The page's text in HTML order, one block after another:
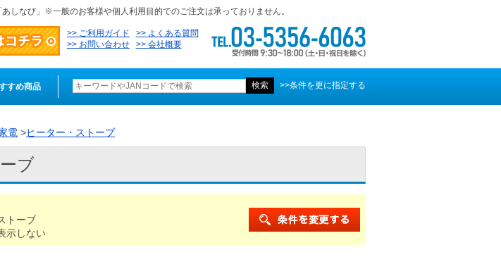
しなび」※一般のお客様や個人利用目的でのご注文は承っておりません。
ご利用ガイド
よくある質問
お問い合わせ
会社概要
すめ商品 >>条件を更に指定する
電 >ヒーター・ストーブ
ブ
トーブ
示しない